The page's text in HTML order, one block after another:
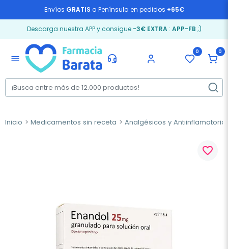
Envíos GRATIS a Península en pedidos +65€
Descarga nuestra APP y consigue -3€ EXTRA: APP-FB ;)
menu
0 0
Inicio Medicamentos sin receta Analgésicos y
favorite_border